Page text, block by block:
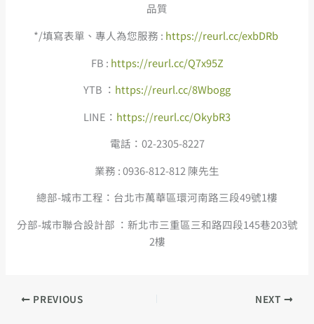
品質
*/填寫表單、專人為您服務 : https://reurl.cc/exbDRb
FB : https://reurl.cc/Q7x95Z
YTB ： https://reurl.cc/8Wbogg
LINE： https://reurl.cc/OkybR3
電話：02-2305-8227
業務 : 0936-812-812 陳先生
總部-城市工程：台北市萬華區環河南路三段49號1樓
分部-城市聯合設計部 ：新北市三重區三和路四段145巷203號
2樓
PREVIOUS NEXT